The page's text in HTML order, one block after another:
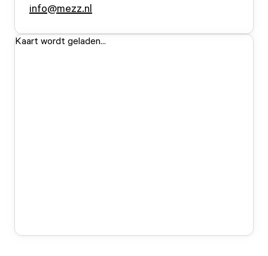
info@mezz.nl
Kaart wordt geladen...